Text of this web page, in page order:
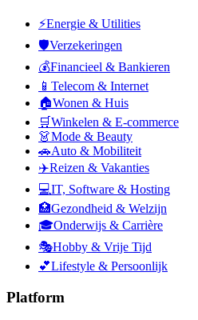
⚡Energie & Utilities
🛡️Verzekeringen
💰Financieel & Bankieren
📱 Telecom & Internet
🏠Wonen & Huis
🛒Winkelen & E-commerce
👗Mode & Beauty
🚗Auto & Mobiliteit
✈️Reizen & Vakanties
💻IT, Software & Hosting
🏥Gezondheid & Welzijn
🎓Onderwijs & Carrière
🎭Hobby & Vrije Tijd
💕Lifestyle & Persoonlijk
Platform